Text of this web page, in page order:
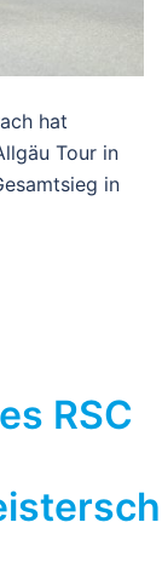
hat
Tour in
in
RSC